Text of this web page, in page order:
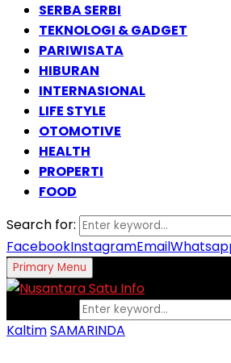
SERBA SERBI
TEKNOLOGI & GADGET
PARIWISATA
HIBURAN
INTERNASIONAL
LIFE STYLE
OTOMOTIVE
HEALTH
PROPERTI
FOOD
Search for:
FacebookInstagramEmail
Primary Menu
KaltimSAMARINDA